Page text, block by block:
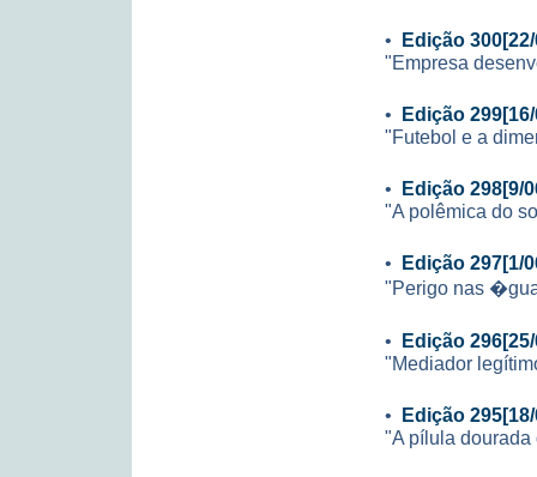
• Edição
"Empresa
• Edição
"Futebol e a
• Edição 298[9/
"A polêmica do
• Edição 297[1/
"Perigo nas
• Edição
"Mediador
• Edição
"A pílula dourada